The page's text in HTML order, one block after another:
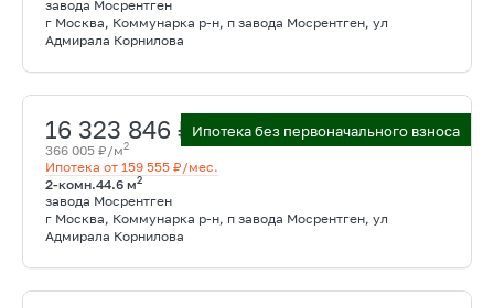
завода Мосрентген
г Москва, Коммунарка р-н, п завода Мосрентген, ул
Адмирала Корнилова
Ипотека без первоначального взноса
16 323 846 ₽
366 005 ₽/м2
Ипотека от 159 555 ₽/мес.
2-комн.44.6 м2
завода Мосрентген
г Москва, Коммунарка р-н, п завода Мосрентген, ул
Адмирала Корнилова